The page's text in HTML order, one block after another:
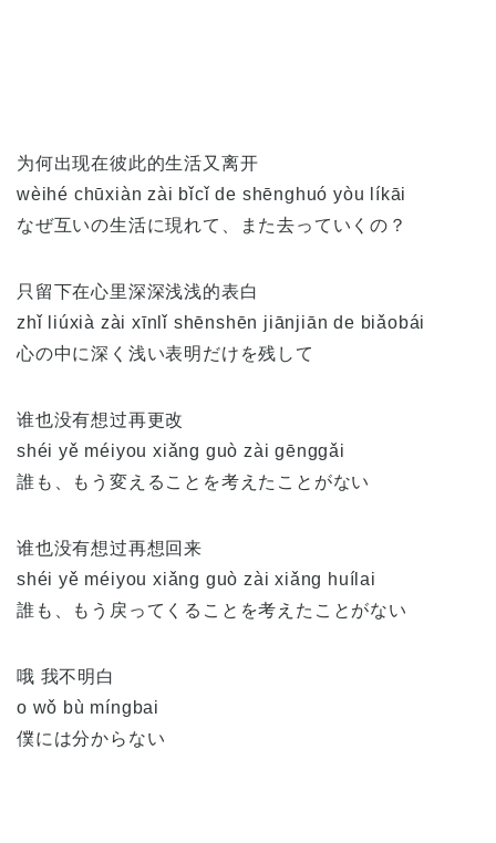
为何出现在彼此的生活又离开
wèihé chūxiàn zài bǐcǐ de shēnghuó yòu líkāi
なぜ互いの生活に現れて、また去っていくの？
只留下在心里深深浅浅的表白
zhǐ liúxià zài xīnlǐ shēnshēn jiānjiān de biǎobái
心の中に深く浅い表明だけを残して
谁也没有想过再更改
shéi yě méiyou xiǎng guò zài gēnggǎi
誰も、もう変えることを考えたことがない
谁也没有想过再想回来
shéi yě méiyou xiǎng guò zài xiǎng huílai
誰も、もう戻ってくることを考えたことがない
哦 我不明白
o wǒ bù míngbai
僕には分からない